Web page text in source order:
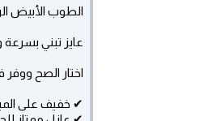
الطوب الأبيض
عايز تبني
اختار الصح
✔ خفيف على